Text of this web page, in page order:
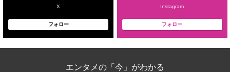
X
フォロー
Instagram
フォロー
エンタメの「今」がわかる